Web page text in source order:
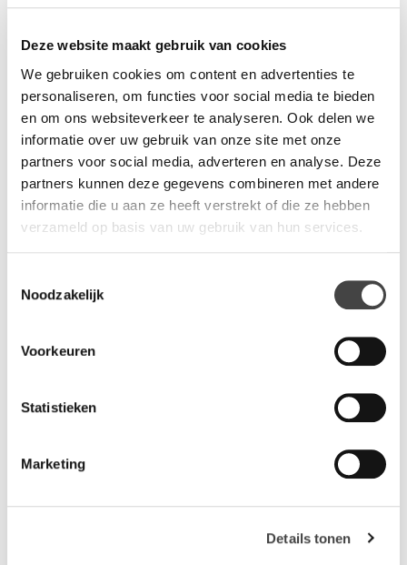
Deze website maakt gebruik van cookies
We gebruiken cookies om content en advertenties te
personaliseren, om functies voor social media te bieden
en om ons websiteverkeer te analyseren. Ook delen we
informatie over uw gebruik van onze site met onze
partners voor social media, adverteren en analyse. Deze
partners kunnen deze gegevens combineren met andere
informatie die u aan ze heeft verstrekt of die ze hebben
verzameld op basis van uw gebruik van hun services.
Noodzakelijk
Voorkeuren
Statistieken
Marketing
Details tonen